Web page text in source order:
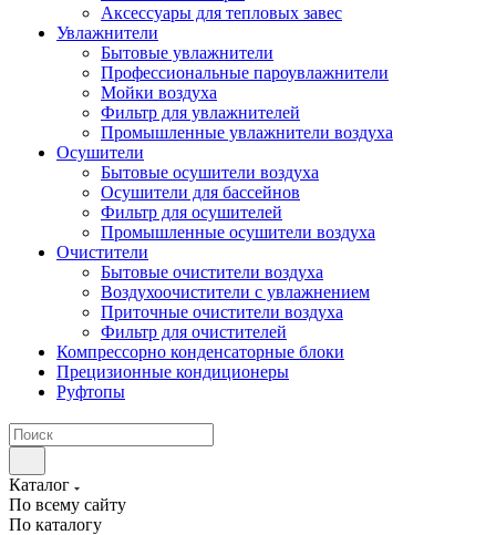
Аксессуары для тепловых завес
Увлажнители
Бытовые увлажнители
Профессиональные пароувлажнители
Мойки воздуха
Фильтр для увлажнителей
Промышленные увлажнители воздуха
Осушители
Бытовые осушители воздуха
Осушители для бассейнов
Фильтр для осушителей
Промышленные осушители воздуха
Очистители
Бытовые очистители воздуха
Воздухоочистители с увлажнением
Приточные очистители воздуха
Фильтр для очистителей
Компрессорно конденсаторные блоки
Прецизионные кондиционеры
Руфтопы
Каталог
По всему сайту
По каталогу